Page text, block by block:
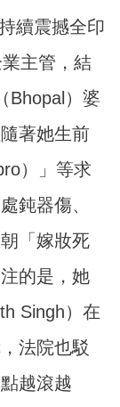
續震撼全印
主管，結
Bhopal）婆
著她生前
）」等求
鈍器傷、
「嫁妝死
的是，她
Singh）在
法院也駁
越滾越